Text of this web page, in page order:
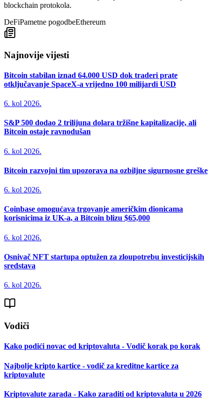
blockchain protokola.
DeFiPametne pogodbeEthereum
Najnovije vijesti
Bitcoin stabilan iznad 64.000 USD dok traderi prate
otključavanje SpaceX-a vrijedno 100 milijardi USD
6. kol 2026.
S&P 500 dodao 2 trilijuna dolara tržišne kapitalizacije, ali
Bitcoin ostaje ravnodušan
6. kol 2026.
Bitcoin razvojni tim upozorava na ozbiljne sigurnosne greške
6. kol 2026.
Coinbase omogućava trgovanje američkim dionicama
korisnicima iz UK-a, a Bitcoin blizu $65,000
6. kol 2026.
Osnivač NFT startupa optužen za zloupotrebu investicijskih
sredstava
6. kol 2026.
Vodiči
Kako podići novac od kriptovaluta - Vodič korak po korak
Najbolje kripto kartice - vodič za kreditne kartice za
kriptovalute
Kriptovalute zarada - Kako zaraditi od kriptovaluta u 2026